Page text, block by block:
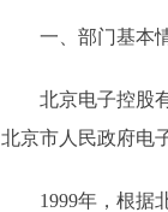
一、部门基本
北京电子控股有
北京市人民政府电
1999年，根据北